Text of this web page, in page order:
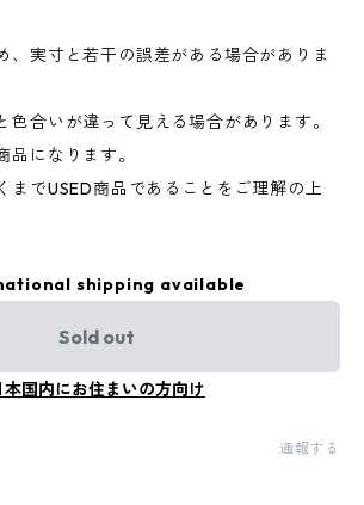
実寸と若干の誤差がある場合がありま
合いが違って見える場合があります。
になります。
までUSED商品であることをご理解の上
shipping available
Sold out
本国内にお住まいの方向け
通報する